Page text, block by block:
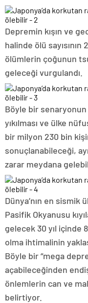
Depremin kışın ve
halinde ölü
ölümlerin çoğunun
geleceği vurgulandı.
Böyle bir senaryonun
yıkılması ve ülke
bir milyon 230 bin
sonuçlanabileceği,
zarar meydana
Dünya’nın en sismik
Pasifik Okyanusu
gelecek 30 yıl içinde
olma ihtimalinin
Böyle bir “mega
açabileceğinden
önlemlerin can ve
belirtiyor.